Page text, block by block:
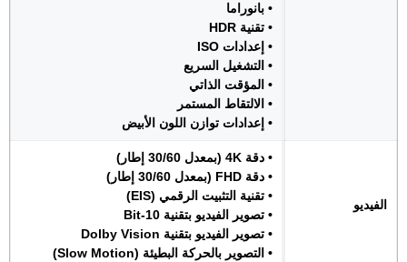
• بانوراما
• تقنية HDR
• إعدادات ISO
• التشغيل السريع
• المؤقت الذاتي
• الالتقاط المستمر
• إعدادات توازن اللون الأبيض
الفيديو
• دقة 4K (بمعدل 30/60 إطار)
• دقة FHD (بمعدل 30/60 إطار)
• تقنية التثبيت الرقمي (EIS)
• تصوير الفيديو بتقنية 10‑Bit
• تصوير الفيديو بتقنية Dolby Vision
• التصوير بالحركة البطيئة (Slow Motion)